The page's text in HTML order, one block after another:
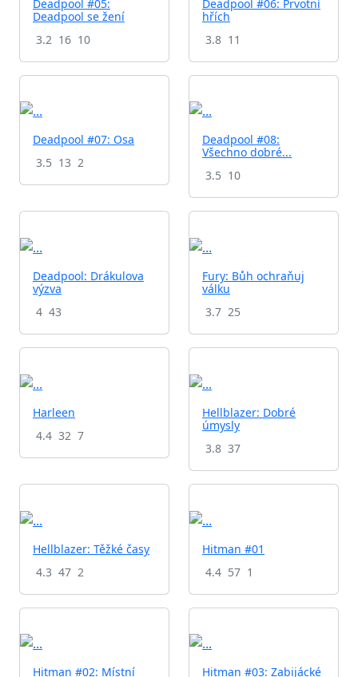
Deadpool #05:
Deadpool se žení
3.2 16 10
Deadpool #06: Prvotní
hřích
3.8 11
Deadpool #07: Osa
3.5 13 2
Deadpool #08:
Všechno dobré...
3.5 10
Deadpool: Drákulova
výzva
4 43
Fury: Bůh ochraňuj
válku
3.7 25
Harleen
4.4 32 7
Hellblazer: Dobré
úmysly
3.8 37
Hellblazer: Těžké časy
4.3 47 2
Hitman #01
4.4 57 1
Hitman #02: Místní
Hitman #03: Zabijácké